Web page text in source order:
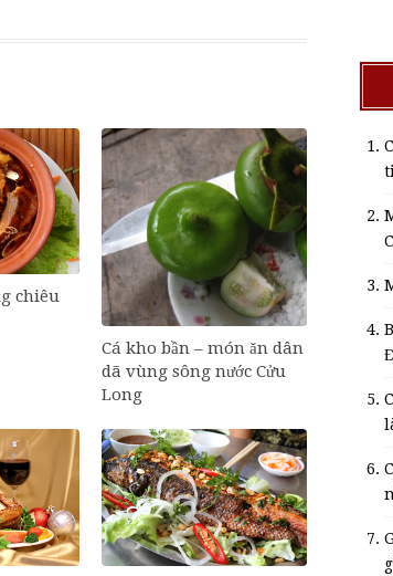
chiêu
Cá kho bần – món ăn dân
dã vùng sông nước Cửu
Long